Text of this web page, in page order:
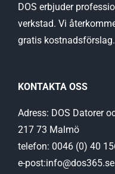
DOS erbjuder
verkstad. Vi
gratis kostnadsförslag.
KONTAKTA OSS
Adress: DOS Datorer
217 73 Malmö
telefon: 0046 (0) 40
e-post:info@dos365.se